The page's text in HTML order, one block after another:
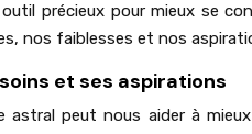
précieux pour mieux se
nos faiblesses et nos
et ses aspirations
astral peut nous aider à